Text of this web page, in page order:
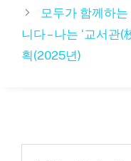
리
모두가 함께하
니다 – 나는 ‘교서관(
획(2025년)